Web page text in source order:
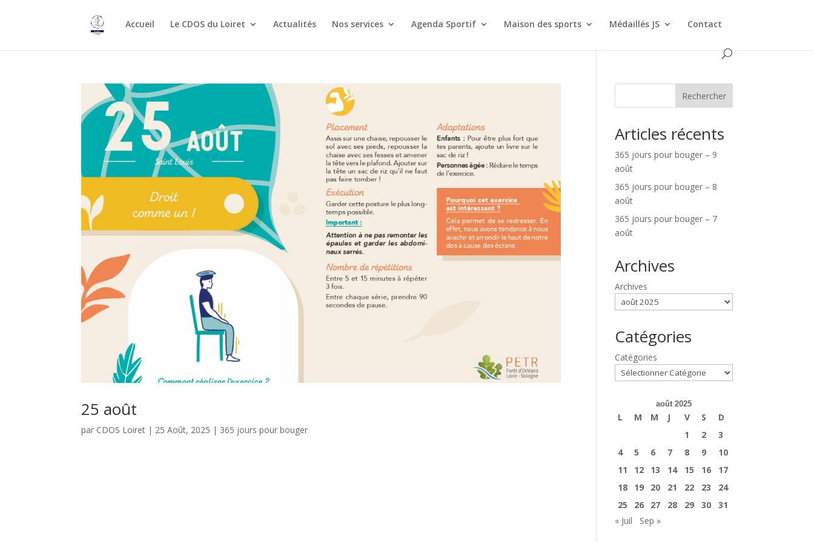
Accueil Le CDOS du Loiret Actualités Nos services Agenda Sportif Maison des sports Médaillés JS Contact
25 août
par CDOS Loiret | 25 Août, 2025 | 365 jours pour bouger
Rechercher
Articles récents
365 jours pour bouger – 9
août
365 jours pour bouger – 8
août
365 jours pour bouger – 7
août
Archives
Archives
Catégories
Catégories
août 2025
L M M J V S
D
1
2
3
4
5 6 7 8 9
10
11
12 13 14 15 16
17
18
19 20 21 22 23
24
25
26 27 28 29 30
31
« Juil
Sep »